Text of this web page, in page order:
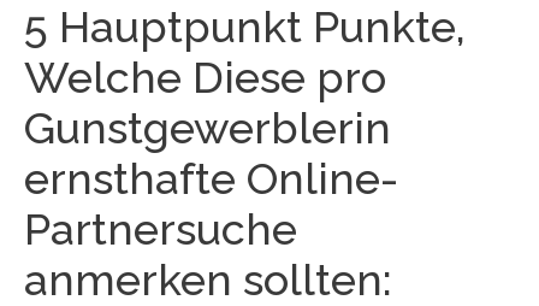
5 Hauptpunkt Punkte,
Welche Diese pro
Gunstgewerblerin
ernsthafte Online-
Partnersuche
anmerken sollten: